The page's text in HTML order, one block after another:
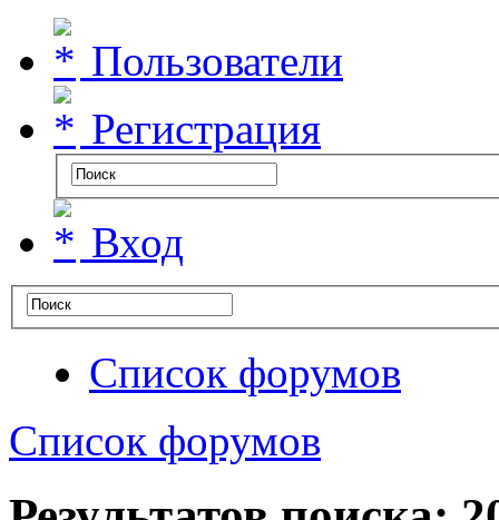
Пользователи
Регистрация
Вход
Список форумов
Список форумов